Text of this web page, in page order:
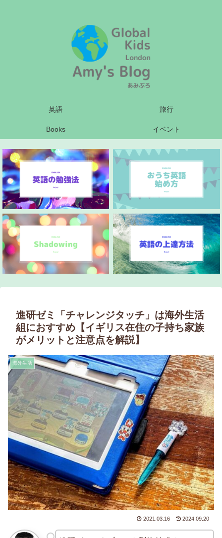
英語 旅行
Books イベント
進研ゼミ「チャレンジタッチ」は海外生活
組におすすめ【イギリス在住の子持ち家族
がメリットと注意点を解説】
海外生活
2021.03.16 2024.09.20